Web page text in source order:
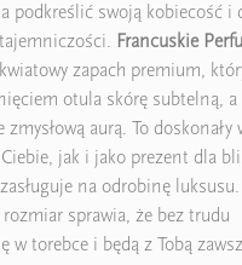
podkreślić swoją kobiecość i
Francuskie
zapach premium,
otula skórę subtelną, a
aurą. To doskonały
jak i jako prezent dla
na odrobinę
sprawia, że bez trudu
w torebce i będą z Tobą